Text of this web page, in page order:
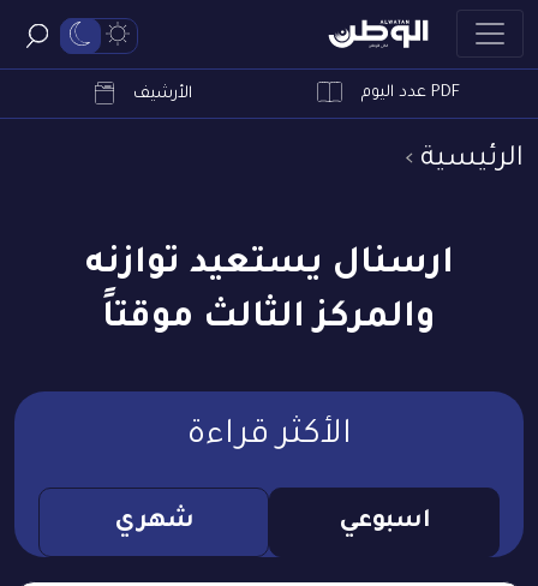
PDF عدد اليوم الأرشيف
الرئيسية
ارسنال يستعيد توازنه
والمركز الثالث موقتاً
الأكثر قراءة
اسبوعي شهري